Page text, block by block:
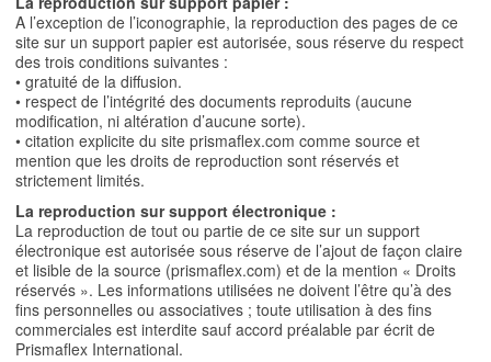
A l’exception de l’iconographie, la reproduction des pages de ce
site sur un support papier est autorisée, sous réserve du respect
des trois conditions suivantes :
• gratuité de la diffusion.
• respect de l’intégrité des documents reproduits (aucune
modification, ni altération d’aucune sorte).
• citation explicite du site prismaflex.com comme source et
mention que les droits de reproduction sont réservés et
strictement limités.
La reproduction sur support électronique :
La reproduction de tout ou partie de ce site sur un support
électronique est autorisée sous réserve de l’ajout de façon claire
et lisible de la source (prismaflex.com) et de la mention « Droits
réservés ». Les informations utilisées ne doivent l’être qu’à des
fins personnelles ou associatives ; toute utilisation à des fins
commerciales est interdite sauf accord préalable par écrit de
Prismaflex International.